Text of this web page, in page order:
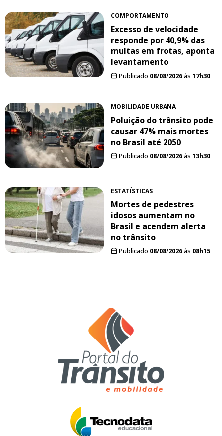
COMPORTAMENTO
Excesso de velocidade
responde por 40,9% das
multas em frotas, aponta
levantamento
Publicado 08/08/2026às 17h30
MOBILIDADE URBANA
Poluição do trânsito pode
causar 47% mais mortes
no Brasil até 2050
Publicado 08/08/2026às 13h30
ESTATÍSTICAS
Mortes de pedestres
idosos aumentam no
Brasil e acendem alerta
no trânsito
Publicado 08/08/2026às 08h15